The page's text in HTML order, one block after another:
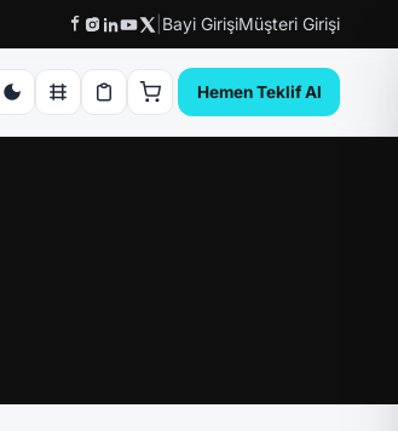
Bayi GirişiMüşteri Girişi
Hemen Teklif Al